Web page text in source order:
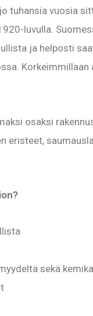
tuhansia vuosia
luvulla.
ja helposti
osaksi
eristeet,
sekä